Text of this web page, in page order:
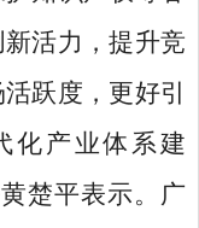
活力，提升竞
跃度，更好引
化产业体系建
楚平表示。广